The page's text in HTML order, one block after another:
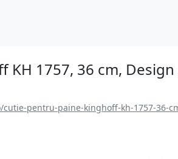
1757, 36 cm,
pentru-paine-kinghoff-kh-1757-36-